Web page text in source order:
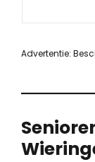
Advertentie: